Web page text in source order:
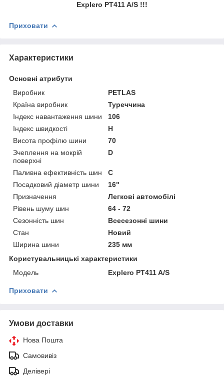
Explero PT411 A/S !!!
Приховати
Характеристики
Основні атрибути
Виробник
PETLAS
Країна виробник
Туреччина
Індекс навантаження шини
106
Індекс швидкості
H
Висота профілю шини
70
Зчеплення на мокрій
поверхні
D
Паливна ефективність шин
C
Посадковий діаметр шини
16"
Призначення
Легкові автомобілі
Рівень шуму шин
64 - 72
Сезонність шин
Всесезонні шини
Стан
Новий
Ширина шини
235 мм
Користувальницькі характеристики
Мoдель
Explero PT411 A/S
Приховати
Умови доставки
Нова Пошта
Самовивіз
Делівері